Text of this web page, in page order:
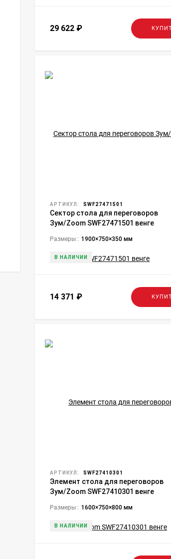
29 622 ₽
АРТИКУЛ: SWF27471501
Сектор стола для переговоров
Зум/Zoom SWF27471501 венге
Размеры : 1900×750×350 мм
В НАЛИЧИИ
14 371 ₽
АРТИКУЛ: SWF27410301
Элемент стола для переговоров
Зум/Zoom SWF27410301 венге
Размеры : 1600×750×800 мм
В НАЛИЧИИ